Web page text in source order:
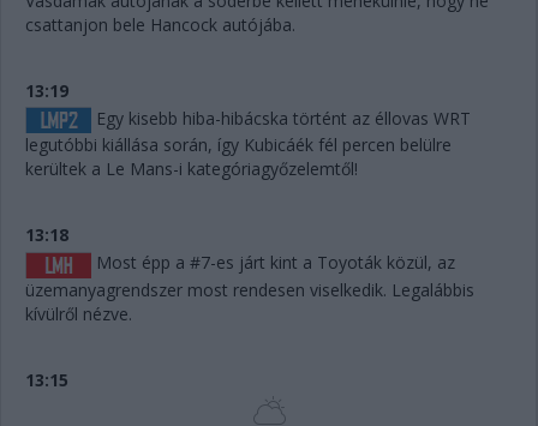
csattanjon bele Hancock autójába.
13:19
Egy kisebb hiba-hibácska történt az éllovas WRT
legutóbbi kiállása során, így Kubicáék fél percen belülre
kerültek a Le Mans-i kategóriagyőzelemtől!
13:18
Most épp a #7-es járt kint a Toyoták közül, az
üzemanyagrendszer most rendesen viselkedik. Legalábbis
kívülről nézve.
13:15